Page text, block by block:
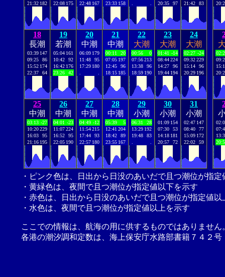
21:32 182
22:08 175
22:48 167
23:33 158
20:35
97
21:42
83
18
長潮
03:39 147
09:25
86
15:52 174
22:37
64
19
若潮
05:04 161
10:42
92
16:42 176
23:26
42
20
中潮
06:09 179
11:48
95
17:29 180
21
中潮
00:11
20
07:05 197
12:45
96
18:15 185
22
大潮
00:56
0
07:56213
13:38
96
18:59 190
23
大潮
01:41 -14
08:44224
14:27
96
19:44 194
24
大潮
02:27 -24
09:32229
15:14
96
20:29 196
25
中潮
03:13 -27
10:20229
16:03
95
21:16 195
26
中潮
04:01 -23
11:07224
16:52
95
22:05 190
27
中潮
04:49 -12
11:54215
17:44
93
22:57 180
28
中潮
05:39
5
12:41 204
18:42
89
23:55 167
29
小潮
06:31
28
13:29 192
19:48
83
30
小潮
01:09 154
07:30
53
14:18 181
20:57
72
31
小潮
02:47 147
08:40
77
15:09 172
22:02
59
・ピンク色は、日出から日没のあいだで且つ潮位が指
・黄緑色は、夜間で且つ潮位が指定値以下を示す
・赤色は、日出から日没のあいだで且つ潮位が指定値以
・水色は、夜間で且つ潮位が指定値以上を示す
ここでの情報は、航海の用に供するものではありませ
各港の潮汐調和定数は、海上保安庁水路部書籍７４２